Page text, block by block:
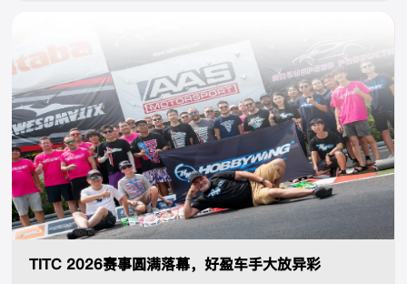
TITC 2026赛事圆满落幕，好盈车手大放异彩